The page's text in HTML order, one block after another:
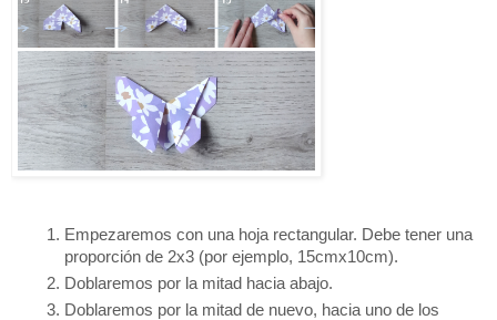
Empezaremos con una hoja rectangular. Debe tener una
proporción de 2x3 (por ejemplo, 15cmx10cm).
Doblaremos por la mitad hacia abajo.
Doblaremos por la mitad de nuevo, hacia uno de los